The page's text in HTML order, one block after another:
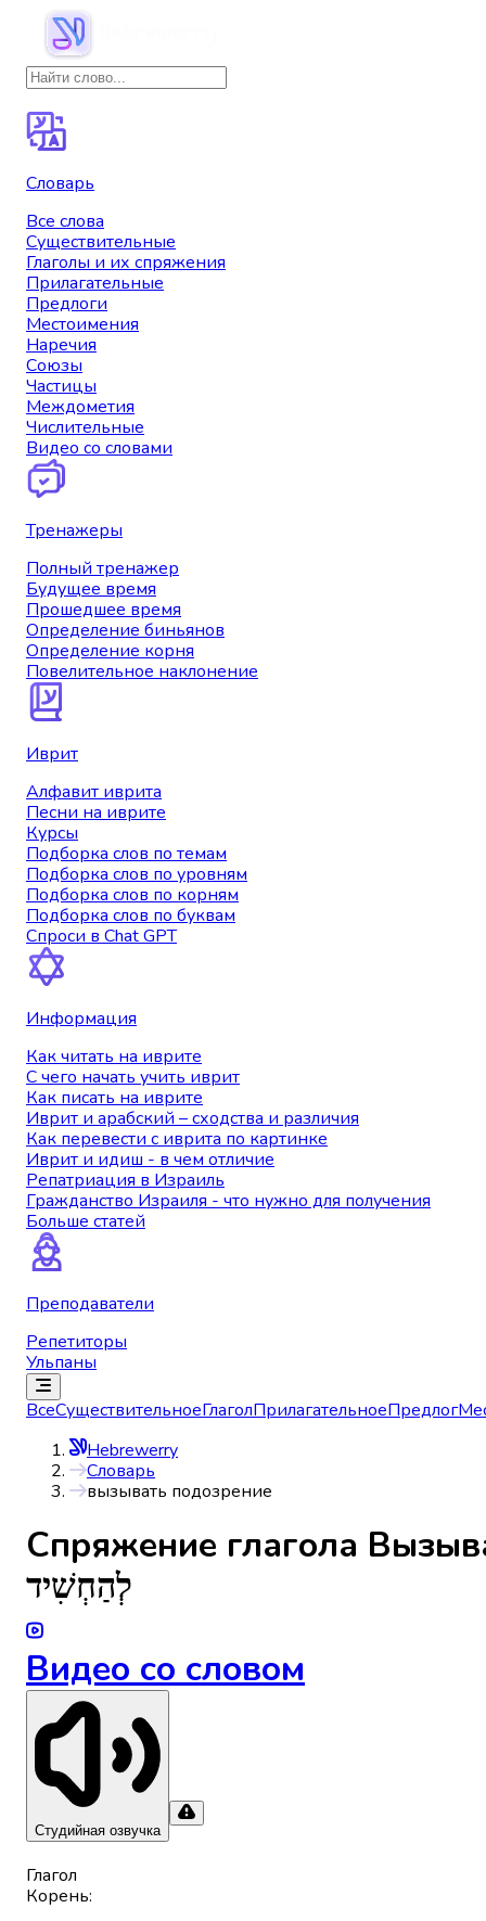
Словарь
Все слова
Существительные
Глаголы и их спряжения
Прилагательные
Предлоги
Местоимения
Наречия
Союзы
Частицы
Междометия
Числительные
Видео со словами
Тренажеры
Полный тренажер
Будущее время
Прошедшее время
Определение биньянов
Определение корня
Повелительное наклонение
Иврит
Алфавит иврита
Песни на иврите
Курсы
Подборка слов по темам
Подборка слов по уровням
Подборка слов по корням
Подборка слов по буквам
Спроси в Chat GPT
Информация
Как читать на иврите
С чего начать учить иврит
Как писать на иврите
Иврит и арабский – сходства и различия
Как перевести с иврита по картинке
Иврит и идиш - в чем отличие
Репатриация в Израиль
Гражданство Израиля - что нужно для получения
Больше статей
Преподаватели
Репетиторы
Ульпаны
ВсеСуществительноеГлаголПрилагательноеПредлог
Hebrewerry
Словарь
вызывать подозрение
Спряжениe глагола
לְהַחְשִׁיד
Видео со словом
Студийная озвучка
Глагол
Корень: